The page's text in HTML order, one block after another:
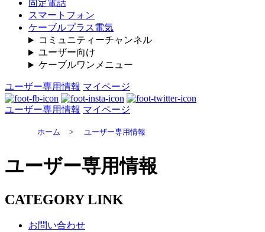
固定電話
スマートフォン
ケーブルプラス電気
コミュニティーチャンネル
ユーザー向け
ケーブルワンメニュー
ユーザー専用情報 マイページ
ユーザー専用情報 マイページ
ホーム > ユーザー専用情報
ユーザー専用情報
CATEGORY LINK
お問い合わせ